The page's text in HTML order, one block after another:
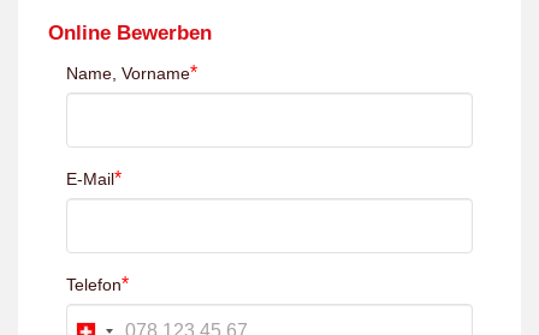
Online Bewerben
Name, Vorname*
E-Mail*
Telefon*